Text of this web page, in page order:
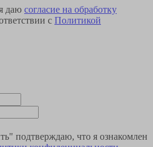
даю согласие на обработку
с Политикой
подтверждаю, что я ознакомлен